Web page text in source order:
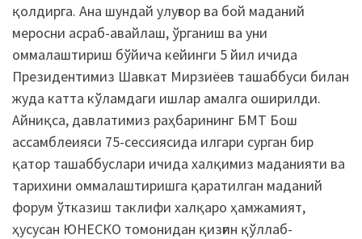
қолдирга. Ана шундай улуғвор ва бой маданий
меросни асраб-авайлаш, ўрганиш ва уни
оммалаштириш бўйича кейинги 5 йил ичида
Президентимиз Шавкат Мирзиёев ташаббуси билан
жуда катта кўламдаги ишлар амалга оширилди.
Айниқса, давлатимиз раҳбарининг БМТ Бош
ассамблеияси 75-сессиясида илгари сурган бир
қатор ташаббуслари ичида халқимиз маданияти ва
тарихини оммалаштиришга қаратилган маданий
форум ўтказиш таклифи халқаро ҳамжамият,
ҳусусан ЮНЕСКО томонидан қизғин қўллаб-